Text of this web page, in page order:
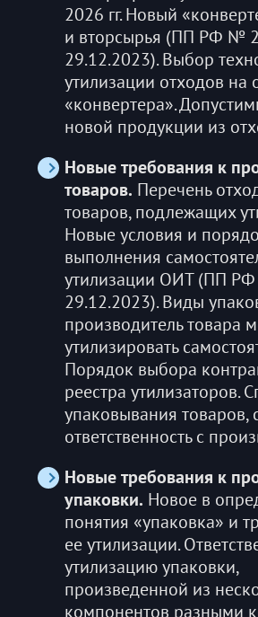
2026 гг. Новый
и вторсырья (ПП РФ №
29.12.2023). Выбор
утилизации отходов на
«конвертера».
новой продукции из
Новые требования к
товаров. Перечень
товаров, подлежащих
Новые условия и
выполнения
утилизации ОИТ (ПП
29.12.2023). Виды
производитель товара
утилизировать
Порядок выбора
реестра утилизаторов.
упаковывания
ответственность с
Новые требования к
упаковки. Новое в
понятия «упаковка» и
ее утилизации.
утилизацию упаковки,
произведенной из
компонентов разными